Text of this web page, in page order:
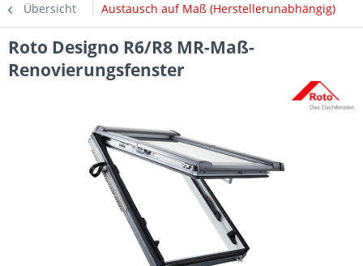
Übersicht Austausch auf Maß (Herstellerunabhängig)
Roto Designo R6/R8 MR-Maß-
Renovierungsfenster